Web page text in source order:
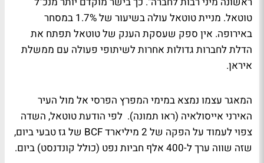
טוטאל. מניית טוטאל עולה בשיעור של 1.7% במסחר
באירופה. אין ספק שעסקת הענק של טוטאל תפתח את
הדלת לחברות גדולות אחרות לשיתופי פעולה עם ממשלת
איראן.
המאגר עצמו נמצא במימי המפרץ הפרסי אל מול העיר
האירני אייסולאיה (ראו תמונה). לפי הודעת טוטאל, השדה
צפוי לעמוד על הפקה של 2 מיליארד BCF של גז טבעי ביום,
שזה שווה ערך ל-400 אלף חביות נפט (כולל קונדנסט) ביום.